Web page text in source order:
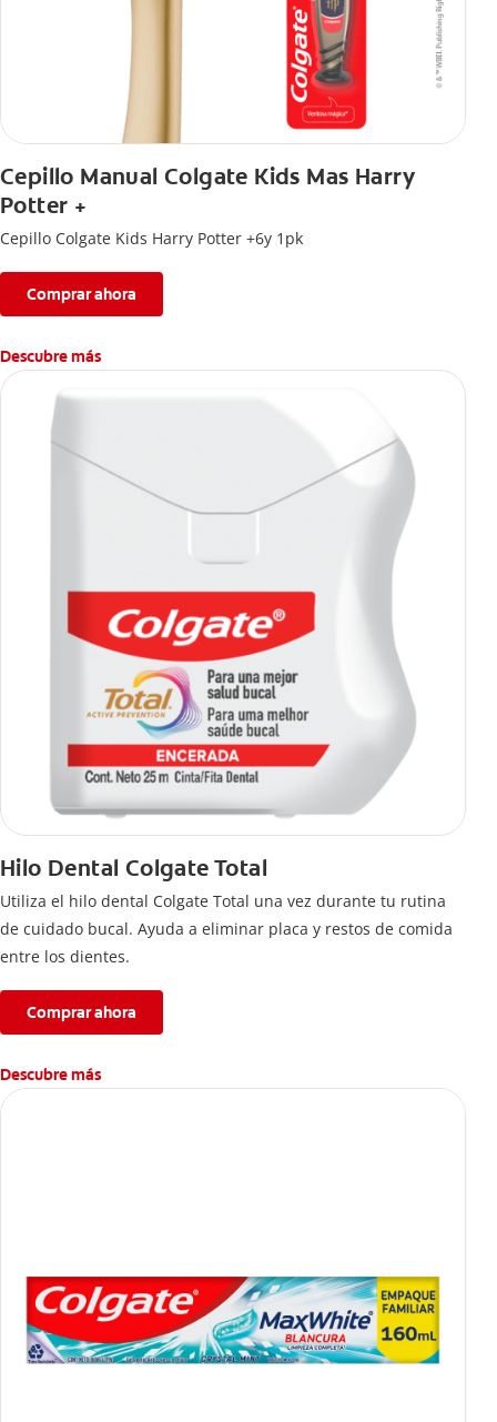
Cepillo Manual Colgate Kids Mas Harry
Potter +
Cepillo Colgate Kids Harry Potter +6y 1pk
Comprar ahora
Descubre más
Hilo Dental Colgate Total
Utiliza el hilo dental Colgate Total una vez durante tu rutina
de cuidado bucal. Ayuda a eliminar placa y restos de comida
entre los dientes.
Comprar ahora
Descubre más